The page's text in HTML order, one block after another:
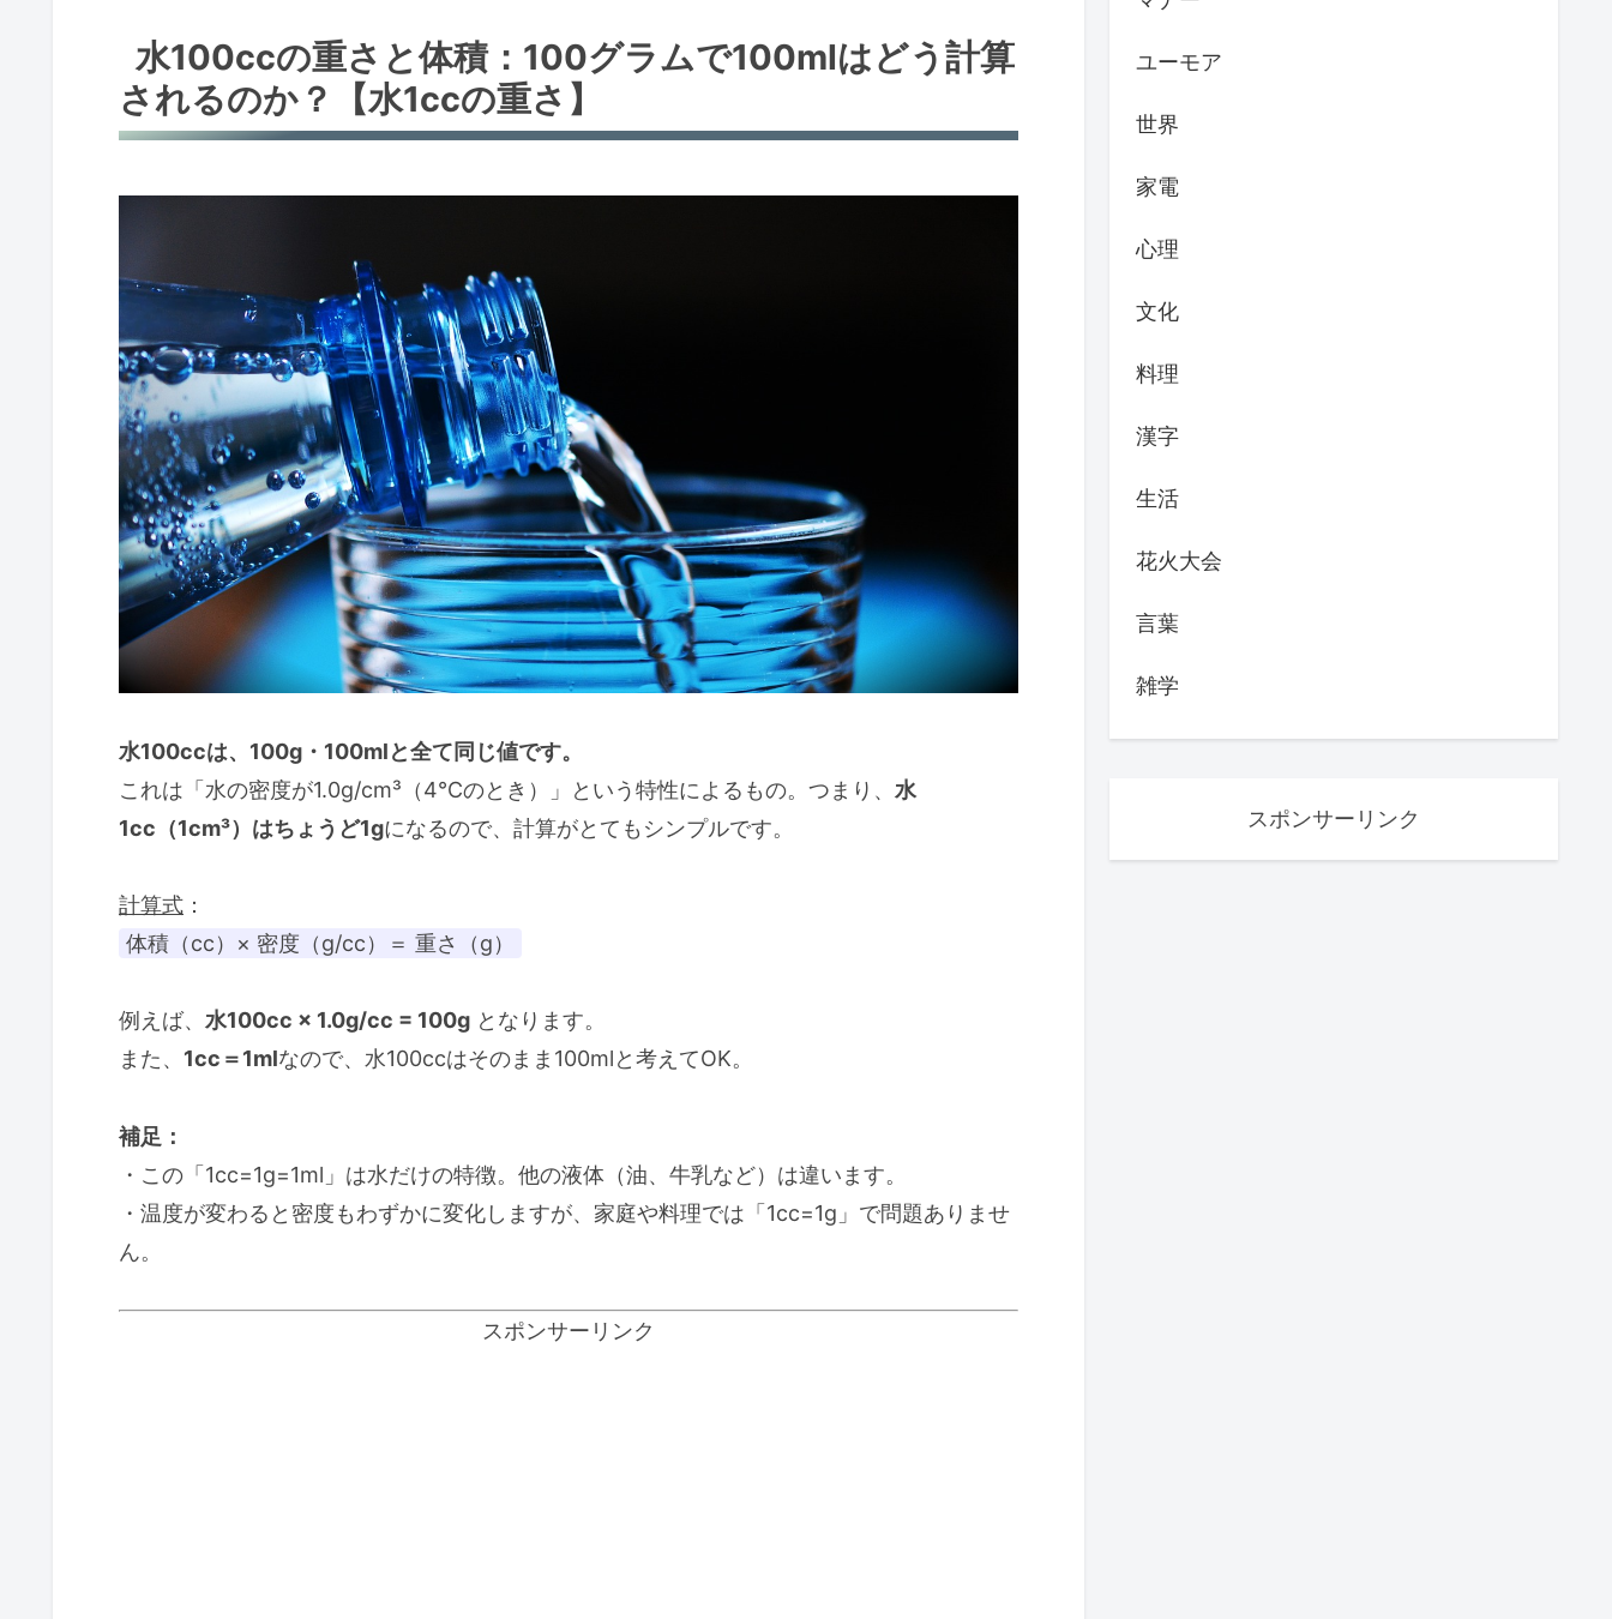
水100ccの重さと体積：100グラムで100mlはどう計算
されるのか？【水1ccの重さ】
水100ccは、100g・100mlと全て同じ値です。
これは「水の密度が1.0g/cm³（4℃のとき）」という特性によるもの。つまり、 水
1cc（1cm³）はちょうど1gになるので、計算がとてもシンプルです。
計算式 ：
体積（cc）× 密度（g/cc）＝ 重さ（g）
例えば、 水100cc × 1.0g/cc = 100g となります。
また、 1cc＝1mlなので、水100ccはそのまま100mlと考えてOK。
補足：
・この「1cc=1g=1ml」は水だけの特徴。他の液体（油、牛乳など）は違います。
・温度が変わると密度もわずかに変化しますが、家庭や料理では「1cc=1g」で問題ありませ
ん。
スポンサーリンク
ユーモア
世界
家電
心理
文化
料理
漢字
生活
花火大会
言葉
雑学
スポンサーリンク